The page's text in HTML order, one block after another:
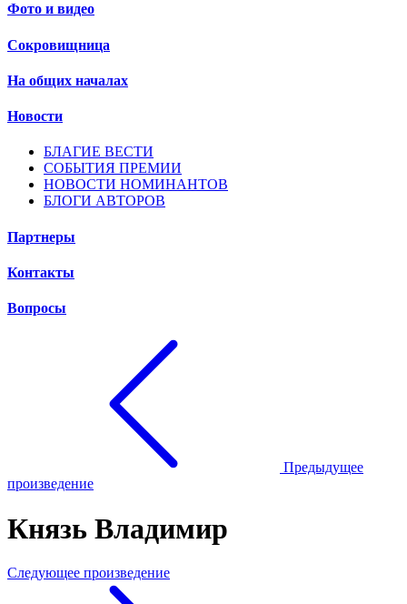
Фото и видео
Сокровищница
На общих началах
Новости
БЛАГИЕ ВЕСТИ
СОБЫТИЯ ПРЕМИИ
НОВОСТИ НОМИНАНТОВ
БЛОГИ АВТОРОВ
Партнеры
Контакты
Вопросы
Предыдущее
произведение
Князь Владимир
Следующее произведение